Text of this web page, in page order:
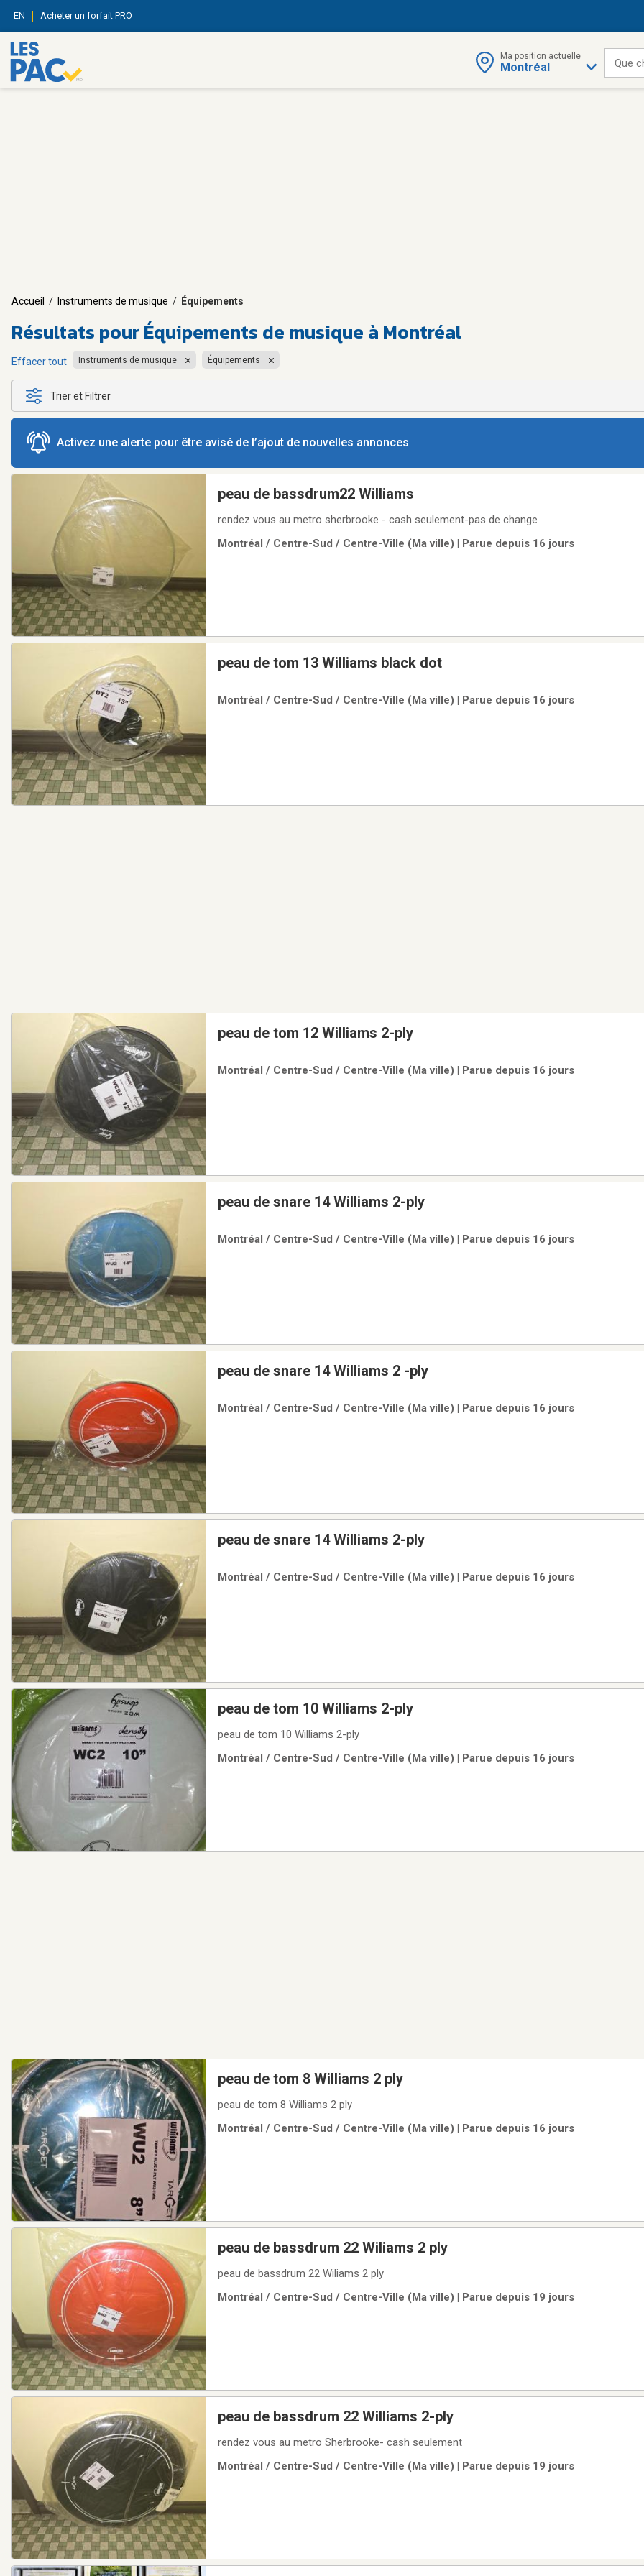
EN Acheter un forfait PRO
Ma position actuelle
Montréal Que
Accueil / Instruments de musique / Équipements
Résultats pourÉquipements de musique à Montréal
Effacer tout Instruments de musique Équipements
Trier et Filtrer
Activez une alerte pour être avisé de l’ajout de nouvelles annonces
peau de bassdrum22 Williams
rendez vous au metro sherbrooke - cash seulement-pas de change
Montréal / Centre-Sud / Centre-Ville (Ma ville) | Parue depuis 16 jours
peau de tom 13 Williams black dot
Montréal / Centre-Sud / Centre-Ville (Ma ville) | Parue depuis 16 jours
peau de tom 12 Williams 2-ply
Montréal / Centre-Sud / Centre-Ville (Ma ville) | Parue depuis 16 jours
peau de snare 14 Williams 2-ply
Montréal / Centre-Sud / Centre-Ville (Ma ville) | Parue depuis 16 jours
peau de snare 14 Williams 2 -ply
Montréal / Centre-Sud / Centre-Ville (Ma ville) | Parue depuis 16 jours
peau de snare 14 Williams 2-ply
Montréal / Centre-Sud / Centre-Ville (Ma ville) | Parue depuis 16 jours
peau de tom 10 Williams 2-ply
peau de tom 10 Williams 2-ply
Montréal / Centre-Sud / Centre-Ville (Ma ville) | Parue depuis 16 jours
peau de tom 8 Williams 2 ply
peau de tom 8 Williams 2 ply
Montréal / Centre-Sud / Centre-Ville (Ma ville) | Parue depuis 16 jours
peau de bassdrum 22 Wiliams 2 ply
peau de bassdrum 22 Wiliams 2 ply
Montréal / Centre-Sud / Centre-Ville (Ma ville) | Parue depuis 19 jours
peau de bassdrum 22 Williams 2-ply
rendez vous au metro Sherbrooke- cash seulement
Montréal / Centre-Sud / Centre-Ville (Ma ville) | Parue depuis 19 jours